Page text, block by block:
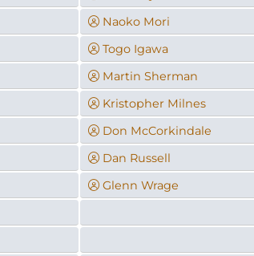
Naoko Mori
Togo Igawa
Martin Sherman
Kristopher Milnes
Don McCorkindale
Dan Russell
Glenn Wrage